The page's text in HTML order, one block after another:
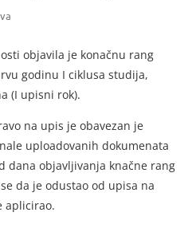
objavila je konačnu rang
godinu I ciklusa studija,
(I upisni rok).
na upis je obavezan je
uploadovanih dokumenata
dana objavljivanja knačne rang
da je odustao od upisa na
aplicirao.